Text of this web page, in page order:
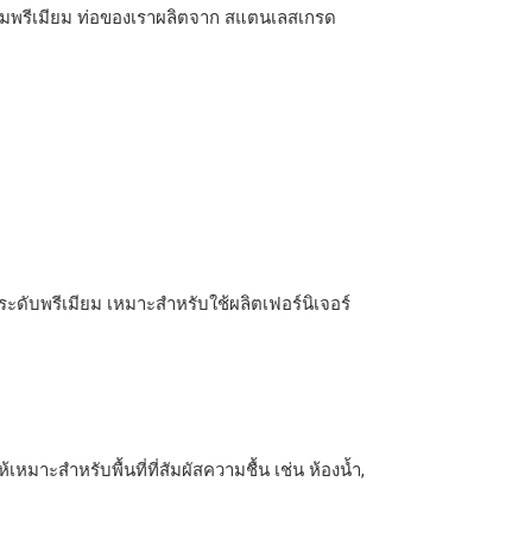
รีเมียม ท่อของเราผลิตจาก สแตนเลสเกรด
ะดับพรีเมียม เหมาะสำหรับใช้ผลิตเฟอร์นิเจอร์
หมาะสำหรับพื้นที่ที่สัมผัสความชื้น เช่น ห้องน้ำ,